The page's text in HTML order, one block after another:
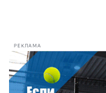
РЕКЛАМА